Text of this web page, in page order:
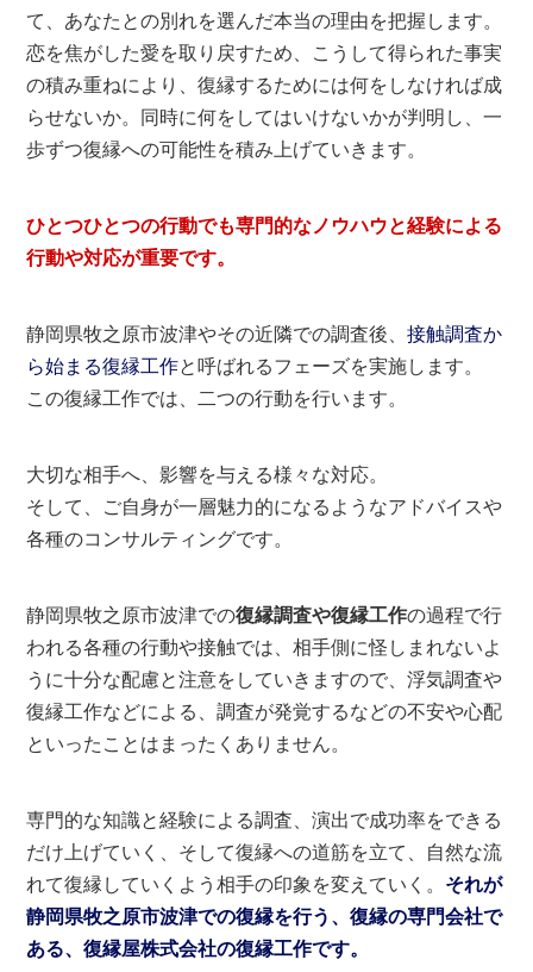
て、あなたとの別れを選んだ本当の理由を把握します。
恋を焦がした愛を取り戻すため、こうして得られた事実
の積み重ねにより、復縁するためには何をしなければ成
らせないか。同時に何をしてはいけないかが判明し、一
歩ずつ復縁への可能性を積み上げていきます。
ひとつひとつの行動でも専門的なノウハウと経験による
行動や対応が重要です。
静岡県牧之原市波津やその近隣での調査後、接触調査か
ら始まる復縁工作と呼ばれるフェーズを実施します。
この復縁工作では、二つの行動を行います。
大切な相手へ、影響を与える様々な対応。
そして、ご自身が一層魅力的になるようなアドバイスや
各種のコンサルティングです。
静岡県牧之原市波津での復縁調査や復縁工作の過程で行
われる各種の行動や接触では、相手側に怪しまれないよ
うに十分な配慮と注意をしていきますので、浮気調査や
復縁工作などによる、調査が発覚するなどの不安や心配
といったことはまったくありません。
専門的な知識と経験による調査、演出で成功率をできる
だけ上げていく、そして復縁への道筋を立て、自然な流
れて復縁していくよう相手の印象を変えていく。 それが
静岡県牧之原市波津での復縁を行う、復縁の専門会社で
ある、復縁屋株式会社の復縁工作です。